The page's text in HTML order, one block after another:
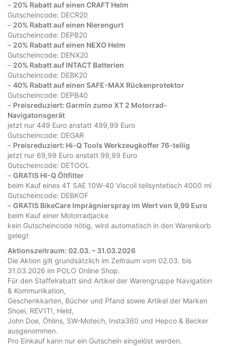
– 20% Rabatt auf einen CRAFT Helm
Gutscheincode: DECR20
– 20% Rabatt auf einen Nierengurt
Gutscheincode: DEPB20
– 20% Rabatt auf einen NEXO Helm
Gutscheincode: DENX20
– 20% Rabatt auf INTACT Batterien
Gutscheincode: DEBK20
– 40% Rabatt auf einen SAFE-MAX Rückenprotektor
Gutscheincode: DEPB40
– Preisreduziert: Garmin zumo XT 2 Motorrad-
Navigatonsgerät
jetzt nur 449 Euro anstatt 499,99 Euro
Gutscheincode: DEGAR
– Preisreduziert: Hi-Q Tools Werkzeugkoffer 76-teilig
jetzt nur 69,99 Euro anstatt 99,99 Euro
Gutscheincode: DETOOL
– GRATIS HI-Q Öltfilter
beim Kauf eines 4T SAE 10W-40 Viscoil teilsyntetisch 4000 ml
Gutscheincode: DEBKOF
– GRATIS BikeCare Imprägnierspray im Wert von 9,99 Euro
beim Kauf einer Motorradjacke
kein Gutscheincode nötig, wird automatisch in den Warenkorb
gelegt
Aktionszeitraum: 02.03. – 31.03.2026
Die Aktion gilt grundsätzlich im Zeitraum vom 02.03. bis
31.03.2026 im POLO Online Shop.
Für den Staffelrabatt sind Artikel der Warengruppe Navigation
& Kommunikation,
Geschenkkarten, Bücher und Pfand sowie Artikel der Marken
Shoei, REV’IT!, Held,
John Doe, Öhlins, SW-Motech, Insta360 und Hepco & Becker
ausgenommen.
Pro Einkauf kann nur ein Gutschein eingelöst werden.